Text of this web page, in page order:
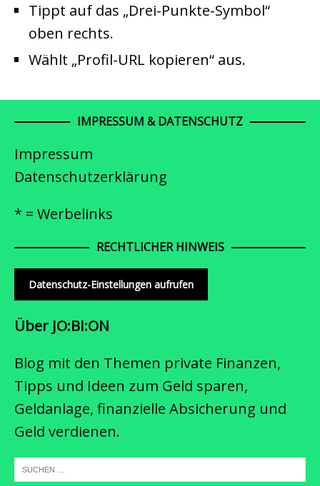
Tippt auf das „Drei-Punkte-Symbol“
oben rechts.
Wählt „Profil-URL kopieren“ aus.
IMPRESSUM & DATENSCHUTZ
Impressum
Datenschutzerklärung
* = Werbelinks
RECHTLICHER HINWEIS
Datenschutz-Einstellungen aufrufen
Über JO:BI:ON
Blog mit den Themen private Finanzen,
Tipps und Ideen zum Geld sparen,
Geldanlage, finanzielle Absicherung und
Geld verdienen.